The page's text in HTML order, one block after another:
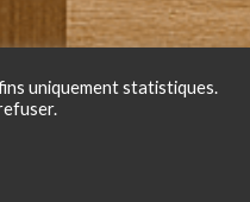
uniquement statistiques.